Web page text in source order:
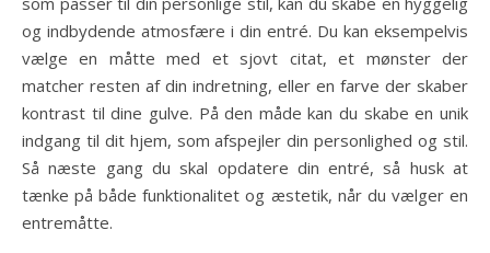
og indbydende atmosfære i din entré. Du kan eksempelvis
vælge en måtte med et sjovt citat, et mønster der
matcher resten af din indretning, eller en farve der skaber
kontrast til dine gulve. På den måde kan du skabe en unik
indgang til dit hjem, som afspejler din personlighed og stil.
Så næste gang du skal opdatere din entré, så husk at
tænke på både funktionalitet og æstetik, når du vælger en
entremåtte.